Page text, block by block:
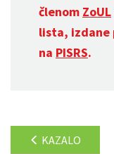
členom ZoUL
lista, izdane
na PISRS.
KAZALO